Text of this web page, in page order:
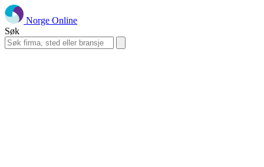
Norge Online
Søk